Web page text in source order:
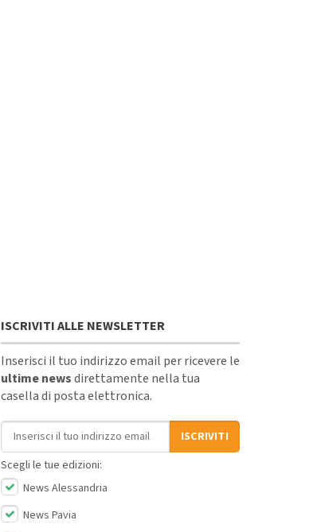
ISCRIVITI ALLE NEWSLETTER
Inserisci il tuo indirizzo email per ricevere le
ultime newsdirettamente nella tua
casella di posta elettronica.
Indirizzo email
ISCRIVITI
Scegli le tue edizioni:
News Alessandria
News Pavia